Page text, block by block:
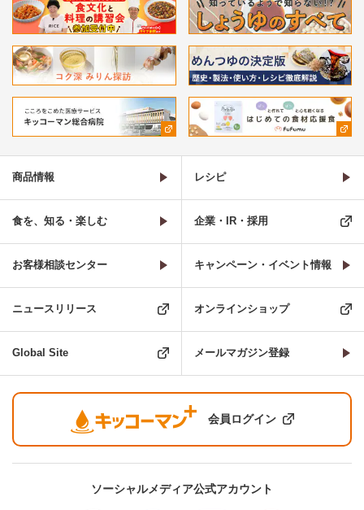
商品情報 レシピ
食を、知る・楽しむ 企業・IR・採用
お客様相談センター キャンペーン・イベント情報
ニュースリリース オンラインショップ
Global Site メールマガジン登録
会員ログイン
ソーシャルメディア公式アカウント